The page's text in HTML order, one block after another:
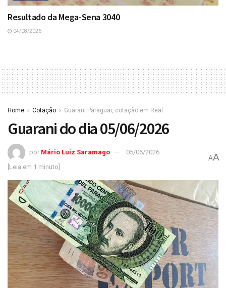
Resultado da Mega-Sena 3040
04/08/2026
Home Cotação Guarani Paraguai, cotação em Real
Guarani do dia 05/06/2026
por Mário Luiz Saramago
05/06/2026
[Leia em 1 minuto]
AA